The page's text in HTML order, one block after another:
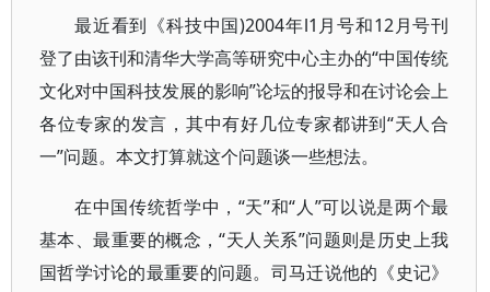
最近看到《科技中国)2004年l1月号和12月号刊
登了由该刊和清华大学高等研究中心主办的“中国传统
文化对中国科技发展的影响”论坛的报导和在讨论会上
各位专家的发言，其中有好几位专家都讲到“天人合
一”问题。本文打算就这个问题谈一些想法。
在中国传统哲学中，“天”和“人”可以说是两个最
基本、最重要的概念，“天人关系”问题则是历史上我
国哲学讨论的最重要的问题。司马迁说他的《史记》